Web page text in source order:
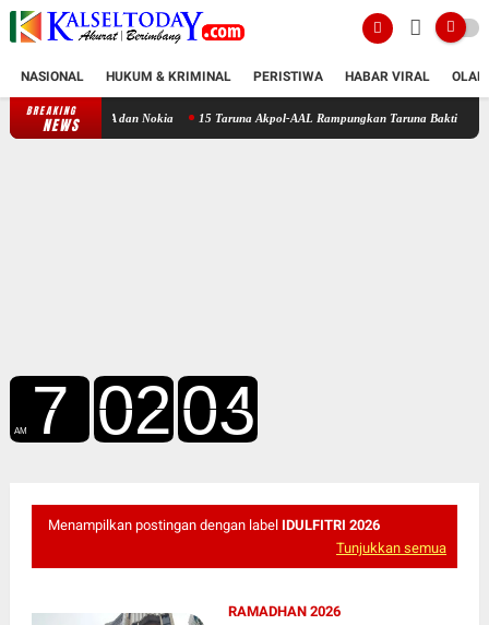
NASIONAL HUKUM & KRIMINAL PERISTIWA HABAR VIRAL
BREAKING
NEWS 15 Taruna Akpol-AAL Rampungkan Taruna Bakti di Kalsel, Dukung
Menampilkan postingan dengan label IDULFITRI 2026
Tunjukkan semua
RAMADHAN 2026